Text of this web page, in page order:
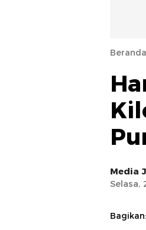
Beranda
Media
Selasa,
Bagikan: